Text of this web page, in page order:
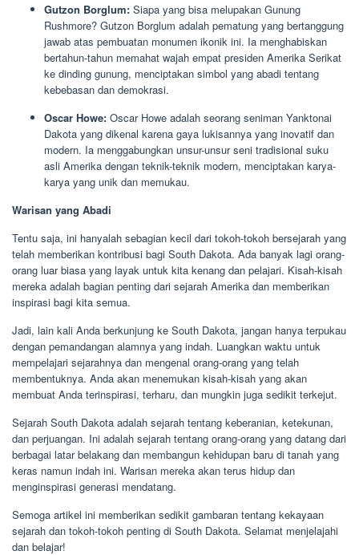
Gutzon Borglum: Siapa yang bisa melupakan Gunung
Rushmore? Gutzon Borglum adalah pematung yang bertanggung
jawab atas pembuatan monumen ikonik ini. Ia menghabiskan
bertahun-tahun memahat wajah empat presiden Amerika Serikat
ke dinding gunung, menciptakan simbol yang abadi tentang
kebebasan dan demokrasi.
Oscar Howe: Oscar Howe adalah seorang seniman Yanktonai
Dakota yang dikenal karena gaya lukisannya yang inovatif dan
modern. Ia menggabungkan unsur-unsur seni tradisional suku
asli Amerika dengan teknik-teknik modern, menciptakan karya-
karya yang unik dan memukau.
Warisan yang Abadi
Tentu saja, ini hanyalah sebagian kecil dari tokoh-tokoh bersejarah yang
telah memberikan kontribusi bagi South Dakota. Ada banyak lagi orang-
orang luar biasa yang layak untuk kita kenang dan pelajari. Kisah-kisah
mereka adalah bagian penting dari sejarah Amerika dan memberikan
inspirasi bagi kita semua.
Jadi, lain kali Anda berkunjung ke South Dakota, jangan hanya terpukau
dengan pemandangan alamnya yang indah. Luangkan waktu untuk
mempelajari sejarahnya dan mengenal orang-orang yang telah
membentuknya. Anda akan menemukan kisah-kisah yang akan
membuat Anda terinspirasi, terharu, dan mungkin juga sedikit terkejut.
Sejarah South Dakota adalah sejarah tentang keberanian, ketekunan,
dan perjuangan. Ini adalah sejarah tentang orang-orang yang datang dari
berbagai latar belakang dan membangun kehidupan baru di tanah yang
keras namun indah ini. Warisan mereka akan terus hidup dan
menginspirasi generasi mendatang.
Semoga artikel ini memberikan sedikit gambaran tentang kekayaan
sejarah dan tokoh-tokoh penting di South Dakota. Selamat menjelajahi
dan belajar!